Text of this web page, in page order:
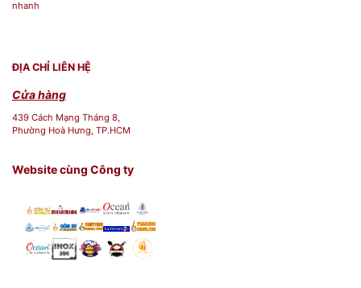
nhanh
ĐỊA CHỈ LIÊN HỆ
Cửa hàng
439 Cách Mạng Tháng 8,
Phường Hoà Hưng, TP.HCM
Website cùng Công ty